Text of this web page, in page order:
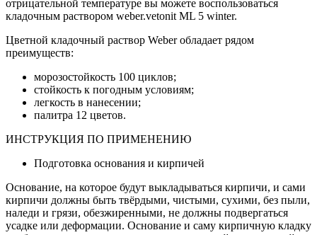
отрицательной температуре вы можете воспользоваться
кладочным раствором weber.vetonit ML 5 winter.
Цветной кладочный раствор Weber обладает рядом
преимуществ:
морозостойкость 100 циклов;
стойкость к погодным условиям;
легкость в нанесении;
палитра 12 цветов.
ИНСТРУКЦИЯ ПО ПРИМЕНЕНИЮ
Подготовка основания и кирпичей
Основание, на которое будут выкладываться кирпичи, и сами
кирпичи должны быть твёрдыми, чистыми, сухими, без пыли,
наледи и грязи, обезжиренными, не должны подвергаться
усадке или деформации. Основание и саму кирпичную кладку